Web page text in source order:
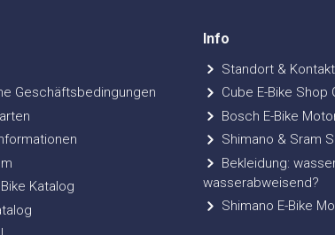
Geschäftsbedingungen
Katalog
Info
Standort & Kontakt
Cube E-Bike Shop
Bosch E-Bike
Shimano & Sram
Bekleidung:
wasserabweisend?
Shimano E-Bike